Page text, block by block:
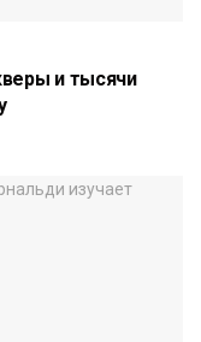
и тысячи